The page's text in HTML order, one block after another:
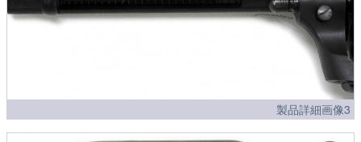
製品詳細画像3